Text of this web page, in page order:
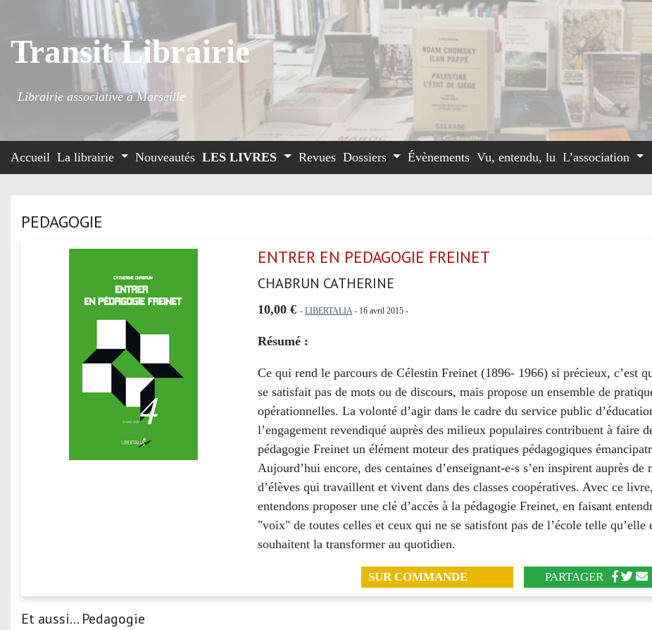
Transit Librairie
Librairie associative à Marseille
Accueil La librairie Nouveautés LES LIVRES Revues Dossiers Évènements Vu, entendu, lu L’association
PEDAGOGIE
ENTRER EN PEDAGOGIE FREINET
CHABRUN CATHERINE
10,00 € -LIBERTALIA - 16 avril 2015 -
Résumé :
Ce qui rend le parcours de Célestin Freinet (1896- 1966) si précieux, c’est
se satisfait pas de mots ou de discours, mais propose un ensemble de
opérationnelles. La volonté d’agir dans le cadre du service public
l’engagement revendiqué auprès des milieux populaires contribuent à faire
pédagogie Freinet un élément moteur des pratiques pédagogiques
Aujourd’hui encore, des centaines d’enseignant-e-s s’en inspirent auprès de
d’élèves qui travaillent et vivent dans des classes coopératives. Avec ce
entendons proposer une clé d’accès à la pédagogie Freinet, en faisant
"voix" de toutes celles et ceux qui ne se satisfont pas de l’école telle qu’elle
souhaitent la transformer au quotidien.
SUR COMMANDE PARTAGER
Et aussi... Pedagogie